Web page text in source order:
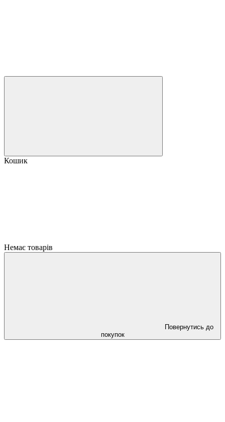
Кошик
Немає товарів
Повернутись до
покупок